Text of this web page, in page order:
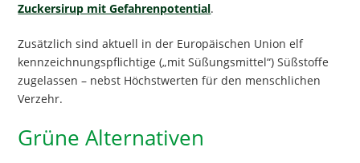
Zuckersirup mit Gefahrenpotential.
Zusätzlich sind aktuell in der Europäischen Union elf
kennzeichnungspflichtige („mit Süßungsmittel“) Süßstoffe
zugelassen – nebst Höchstwerten für den menschlichen
Verzehr.
Grüne Alternativen